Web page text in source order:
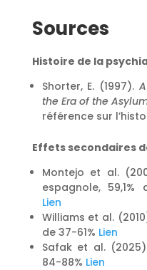
Sources
Histoire de la
Shorter, E. (1997).
the Era of the
référence sur
Effets secondaires
Montejo et al.
espagnole, 59,1%
Lien
Williams et al.
de 37-61% Lien
Safak et al.
84-88% Lien